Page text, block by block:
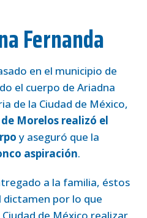
Fernanda
en el municipio de
el cuerpo de Ariadna
de la Ciudad de México,
Morelos realizó el
y aseguró que la
aspiración.
a la familia, éstos
por lo que
de México realizar